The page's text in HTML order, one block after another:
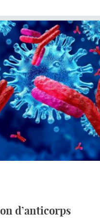
d’anticorps